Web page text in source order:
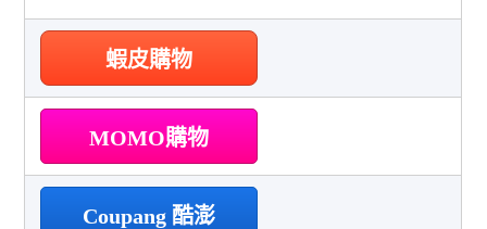
蝦皮購物
MOMO購物
Coupang 酷澎